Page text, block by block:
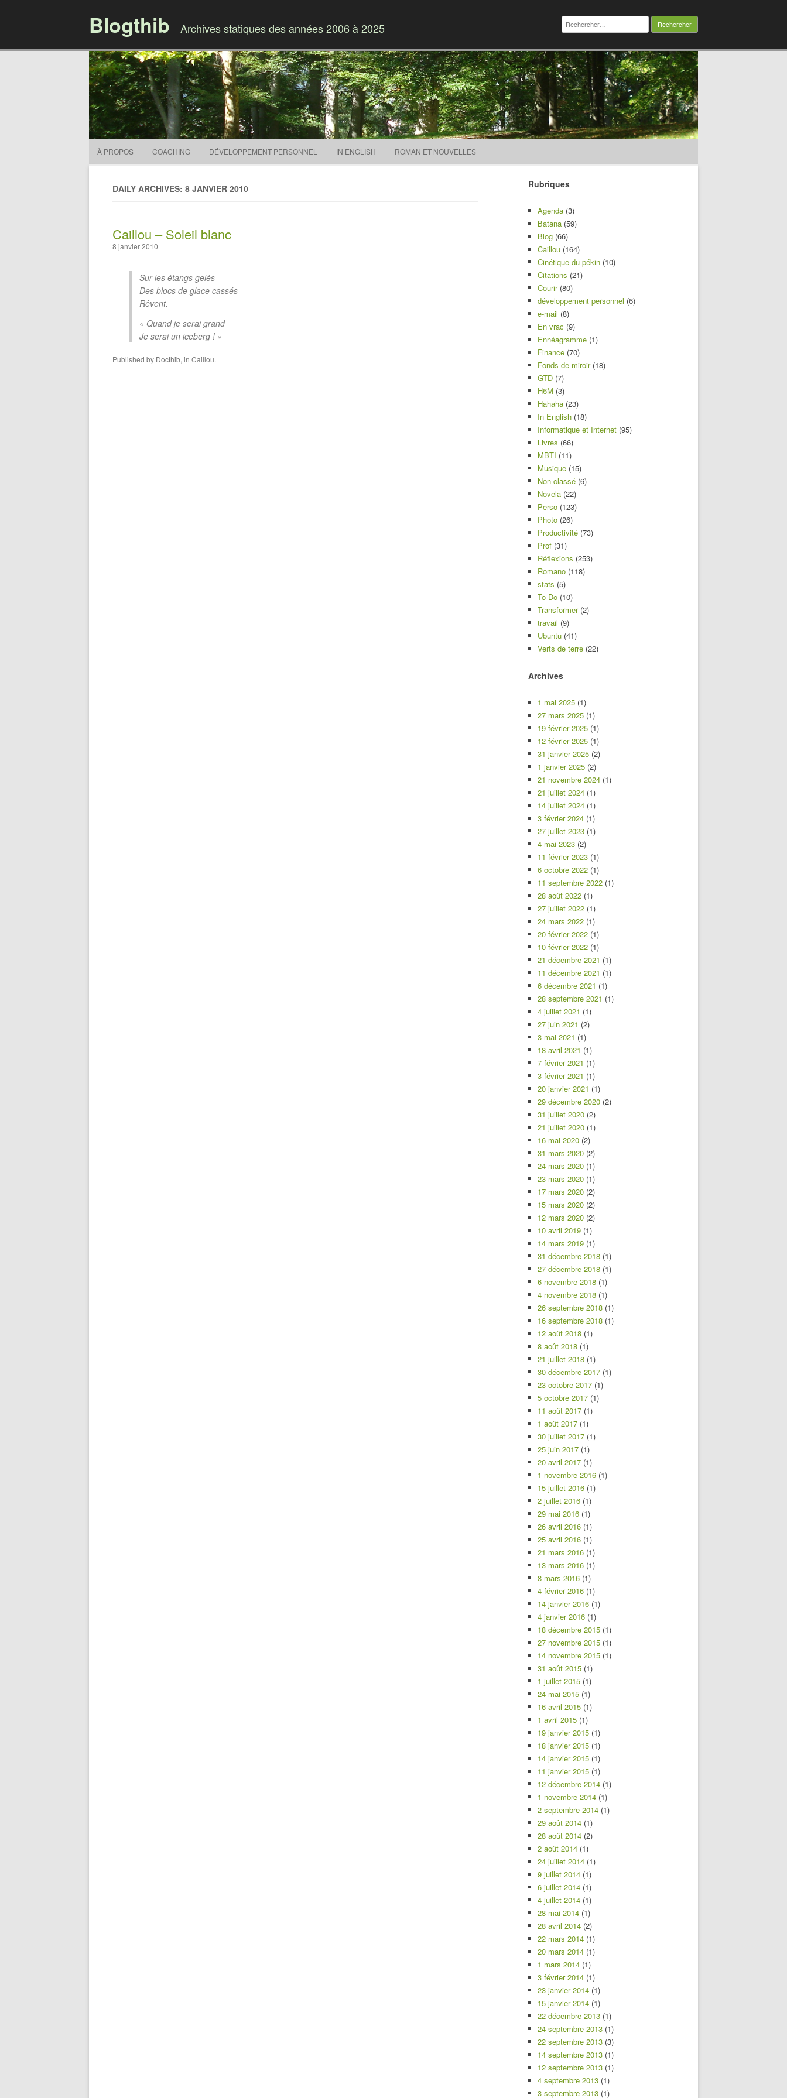
Blogthib Archives statiques des années 2006 à 2025
Rechercher :
À PROPOS COACHING DÉVELOPPEMENT PERSONNEL IN ENGLISH ROMAN ET NOUVELLES
DAILY ARCHIVES: 8 JANVIER 2010
Caillou – Soleil blanc
8 janvier 2010
Sur les étangs gelés
Des blocs de glace cassés
Rêvent.
« Quand je serai grand
Je serai un iceberg ! »
Published by Docthib, in Caillou.
Rubriques
Agenda (3)
Batana (59)
Blog (66)
Caillou (164)
Cinétique du pékin (10)
Citations (21)
Courir(80)
développement personnel (6)
e-mail (8)
En vrac (9)
Ennéagramme (1)
Finance (70)
Fonds de miroir(18)
GTD (7)
H6M (3)
Hahaha (23)
In English (18)
Informatique et Internet (95)
Livres (66)
MBTI (11)
Musique (15)
Non classé (6)
Novela (22)
Perso (123)
Photo (26)
Productivité (73)
Prof (31)
Réflexions (253)
Romano (118)
stats (5)
To-Do (10)
Transformer(2)
travail (9)
Ubuntu (41)
Verts de terre (22)
Archives
1 mai 2025 (1)
27 mars 2025 (1)
19 février 2025 (1)
12 février 2025 (1)
31 janvier 2025 (2)
1 janvier 2025 (2)
21 novembre 2024 (1)
21 juillet 2024 (1)
14 juillet 2024 (1)
3 février 2024 (1)
27 juillet 2023 (1)
4 mai 2023 (2)
11 février 2023 (1)
6 octobre 2022 (1)
11 septembre 2022 (1)
28 août 2022 (1)
27 juillet 2022 (1)
24 mars 2022 (1)
20 février 2022 (1)
10 février 2022 (1)
21 décembre 2021 (1)
11 décembre 2021 (1)
6 décembre 2021 (1)
28 septembre 2021 (1)
4 juillet 2021 (1)
27 juin 2021 (2)
3 mai 2021 (1)
18 avril 2021 (1)
7 février 2021 (1)
3 février 2021 (1)
20 janvier 2021 (1)
29 décembre 2020 (2)
31 juillet 2020 (2)
21 juillet 2020 (1)
16 mai 2020 (2)
31 mars 2020 (2)
24 mars 2020 (1)
23 mars 2020 (1)
17 mars 2020 (2)
15 mars 2020 (2)
12 mars 2020 (2)
10 avril 2019 (1)
14 mars 2019 (1)
31 décembre 2018 (1)
27 décembre 2018 (1)
6 novembre 2018 (1)
4 novembre 2018 (1)
26 septembre 2018 (1)
16 septembre 2018 (1)
12 août 2018 (1)
8 août 2018 (1)
21 juillet 2018 (1)
30 décembre 2017 (1)
23 octobre 2017 (1)
5 octobre 2017 (1)
11 août 2017 (1)
1 août 2017 (1)
30 juillet 2017 (1)
25 juin 2017 (1)
20 avril 2017 (1)
1 novembre 2016 (1)
15 juillet 2016 (1)
2 juillet 2016 (1)
29 mai 2016 (1)
26 avril 2016 (1)
25 avril 2016 (1)
21 mars 2016 (1)
13 mars 2016 (1)
8 mars 2016 (1)
4 février 2016 (1)
14 janvier 2016 (1)
4 janvier 2016 (1)
18 décembre 2015 (1)
27 novembre 2015 (1)
14 novembre 2015 (1)
31 août 2015 (1)
1 juillet 2015 (1)
24 mai 2015 (1)
16 avril 2015 (1)
1 avril 2015 (1)
19 janvier 2015 (1)
18 janvier 2015 (1)
14 janvier 2015 (1)
11 janvier 2015 (1)
12 décembre 2014 (1)
1 novembre 2014 (1)
2 septembre 2014 (1)
29 août 2014 (1)
28 août 2014 (2)
2 août 2014 (1)
24 juillet 2014 (1)
9 juillet 2014 (1)
6 juillet 2014 (1)
4 juillet 2014 (1)
28 mai 2014 (1)
28 avril 2014 (2)
22 mars 2014 (1)
20 mars 2014 (1)
1 mars 2014 (1)
3 février 2014 (1)
23 janvier 2014 (1)
15 janvier 2014 (1)
22 décembre 2013 (1)
24 septembre 2013 (1)
22 septembre 2013 (3)
14 septembre 2013 (1)
12 septembre 2013 (1)
4 septembre 2013 (1)
3 septembre 2013 (1)